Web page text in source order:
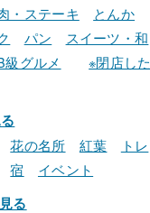
・ステーキ
とんか
パン
スイーツ・和
級グルメ
※閉店した
花の名所 紅葉
トレ
宿 イベント
る